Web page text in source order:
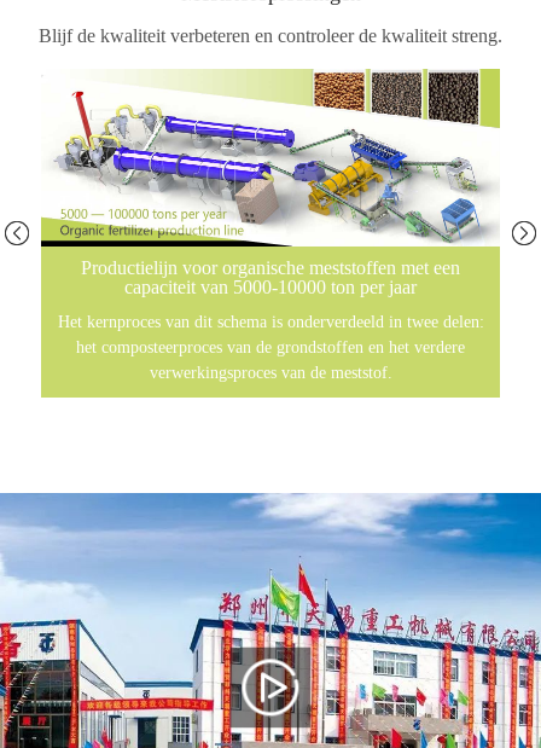
Blijf de kwaliteit verbeteren en controleer de kwaliteit streng.
Productielijn voor organische meststoffen met een
capaciteit van 5000-10000 ton per jaar
Het kernproces van dit schema is onderverdeeld in twee delen:
het composteerproces van de grondstoffen en het verdere
verwerkingsproces van de meststof.